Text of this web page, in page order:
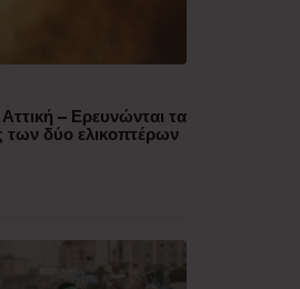
– Ερευνώνται τα
των δύο ελικοπτέρων